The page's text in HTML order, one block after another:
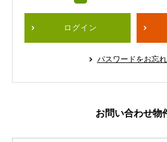
ログイン
パスワードをお忘
お問い合わせ物